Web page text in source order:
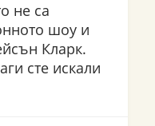
не са
шоу и
Кларк.
сте искали